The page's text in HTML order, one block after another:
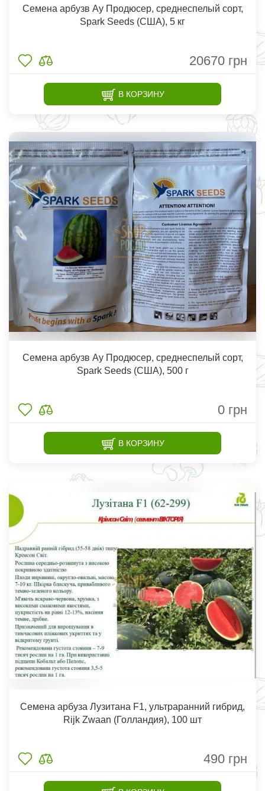
Семена арбузв Ау Продюсер, среднеспелый сорт,
Spark Seeds (США), 5 кг
20670 грн
В КОРЗИНУ
Семена арбузв Ау Продюсер, среднеспелый сорт,
Spark Seeds (США), 500 г
0 грн
В КОРЗИНУ
Семена арбуза Лузитана F1, ультраранний гибрид,
Rijk Zwaan (Голландия), 100 шт
490 грн